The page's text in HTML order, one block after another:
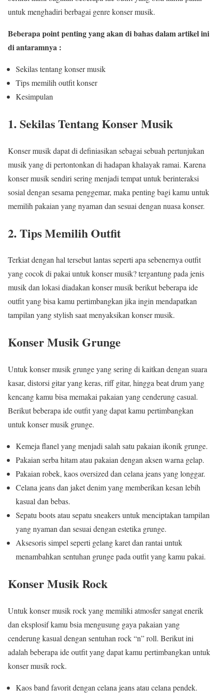
untuk menghadiri berbagai genre konser musik.
Beberapa point penting yang akan di bahas dalam artikel ini
di antaramnya :
Sekilas tentang konser musik
Tips memilih outfit konser
Kesimpulan
1. Sekilas Tentang Konser Musik
Konser musik dapat di definiasikan sebagai sebuah pertunjukan
musik yang di pertontonkan di hadapan khalayak ramai. Karena
konser musik sendiri sering menjadi tempat untuk berinteraksi
sosial dengan sesama penggemar, maka penting bagi kamu untuk
memilih pakaian yang nyaman dan sesuai dengan nuasa konser.
2. Tips Memilih Outfit
Terkiat dengan hal tersebut lantas seperti apa sebenernya outfit
yang cocok di pakai untuk konser musik? tergantung pada jenis
musik dan lokasi diadakan konser musik berikut beberapa ide
outfit yang bisa kamu pertimbangkan jika ingin mendapatkan
tampilan yang stylish saat menyaksikan konser musik.
Konser Musik Grunge
Untuk konser musik grunge yang sering di kaitkan dengan suara
kasar, distorsi gitar yang keras, riff gitar, hingga beat drum yang
kencang kamu bisa memakai pakaian yang cenderung casual.
Berikut beberapa ide outfit yang dapat kamu pertimbangkan
untuk konser musik grunge.
Kemeja flanel yang menjadi salah satu pakaian ikonik grunge.
Pakaian serba hitam atau pakaian dengan aksen warna gelap.
Pakaian robek, kaos oversized dan celana jeans yang longgar.
Celana jeans dan jaket denim yang memberikan kesan lebih
kasual dan bebas.
Sepatu boots atau sepatu sneakers untuk menciptakan tampilan
yang nyaman dan sesuai dengan estetika grunge.
Aksesoris simpel seperti gelang karet dan rantai untuk
menambahkan sentuhan grunge pada outfit yang kamu pakai.
Konser Musik Rock
Untuk konser musik rock yang memiliki atmosfer sangat enerik
dan eksplosif kamu bsia mengusung gaya pakaian yang
cenderung kasual dengan sentuhan rock “n” roll. Berikut ini
adalah beberapa ide outfit yang dapat kamu pertimbangkan untuk
konser musik rock.
Kaos band favorit dengan celana jeans atau celana pendek.